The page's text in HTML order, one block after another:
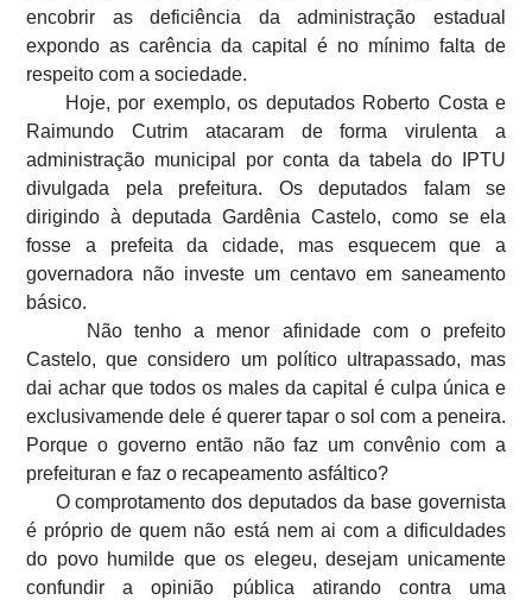
encobrir as deficiência da administração estadual
expondo as carência da capital é no mínimo falta de
respeito com a sociedade.
Hoje, por exemplo, os deputados Roberto Costa e
Raimundo Cutrim atacaram de forma virulenta a
administração municipal por conta da tabela do IPTU
divulgada pela prefeitura. Os deputados falam se
dirigindo à deputada Gardênia Castelo, como se ela
fosse a prefeita da cidade, mas esquecem que a
governadora não investe um centavo em saneamento
básico.
Não tenho a menor afinidade com o prefeito
Castelo, que considero um político ultrapassado, mas
dai achar que todos os males da capital é culpa única e
exclusivamende dele é querer tapar o sol com a peneira.
Porque o governo então não faz um convênio com a
prefeituran e faz o recapeamento asfáltico?
O comprotamento dos deputados da base governista
é próprio de quem não está nem ai com a dificuldades
do povo humilde que os elegeu, desejam unicamente
confundir a opinião pública atirando contra uma